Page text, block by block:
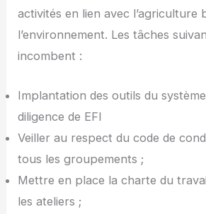
activités en lien avec l’agriculture
l’environnement. Les tâches
incombent :
Implantation des outils du
diligence de EFI
Veiller au respect du code de
tous les groupements ;
Mettre en place la charte du
les ateliers ;